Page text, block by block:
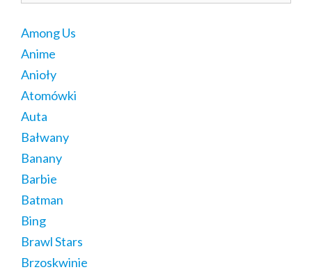
Among Us
Anime
Anioły
Atomówki
Auta
Bałwany
Banany
Barbie
Batman
Bing
Brawl Stars
Brzoskwinie